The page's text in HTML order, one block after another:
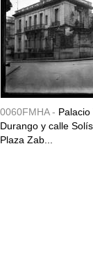
0060FMHA -
Durango y calle
Plaza Zab...